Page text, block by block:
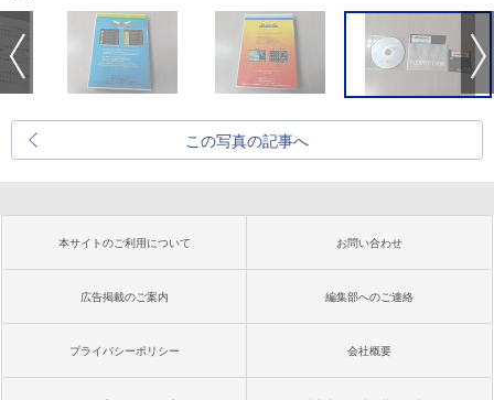
この写真の記事へ
本サイトのご利用について お問い合わせ
広告掲載のご案内 編集部へのご連絡
プライバシーポリシー 会社概要